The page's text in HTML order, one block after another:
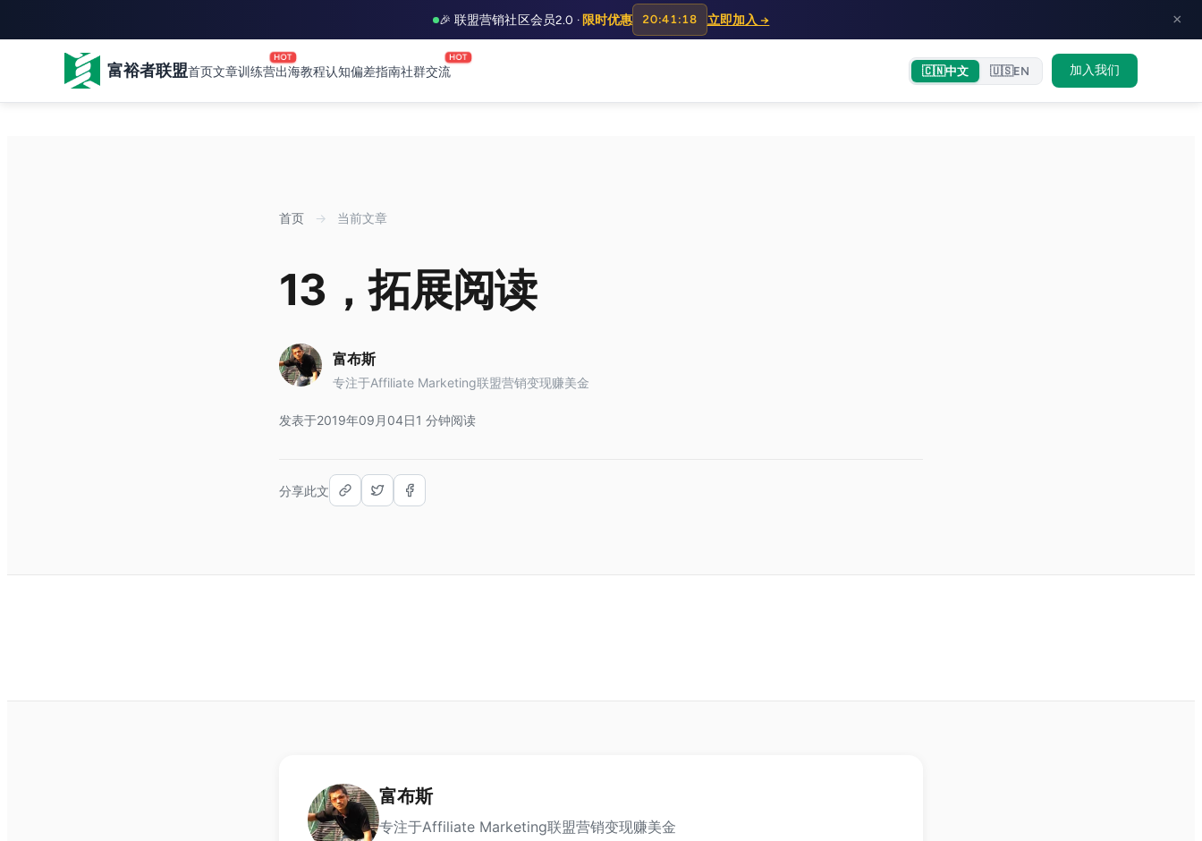
🎉 联盟营销社区会员2.0 · 限时优惠 20:41:17 立即加入 → ×
富裕者联盟首页文章训练营
HOT
出海教程认知偏差指南社群交流
HOT
🇨🇳中文 🇺🇸EN 加入我们
首页 → 当前文章
13，拓展阅读
富布斯
专注于Affiliate Marketing联盟营销变现赚美金
发表于2019年09月04日1 分钟阅读
分享此文
富布斯
专注于Affiliate Marketing联盟营销变现赚美金